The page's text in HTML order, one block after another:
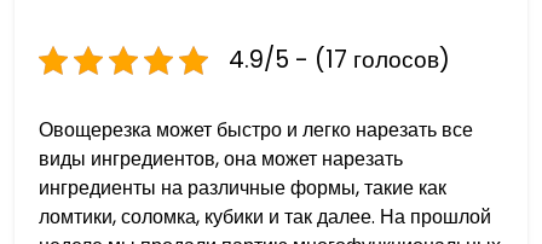
4.9/5 - (17 голосов)
Овощерезка может быстро и легко нарезать все
виды ингредиентов, она может нарезать
ингредиенты на различные формы, такие как
ломтики, соломка, кубики и так далее. На прошлой